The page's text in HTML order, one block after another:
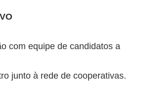
com equipe de candidatos a
junto à rede de cooperativas.